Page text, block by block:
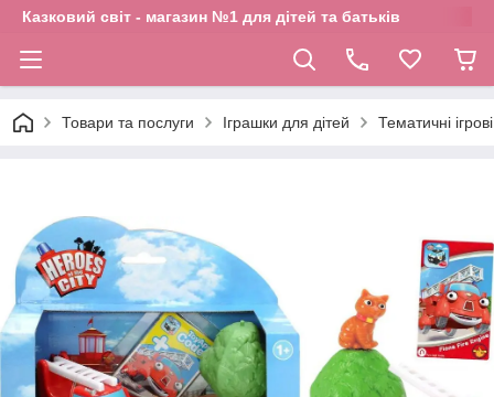
Казковий світ - магазин №1 для дітей та батьків
Товари та послуги Іграшки для дітей Тематичні